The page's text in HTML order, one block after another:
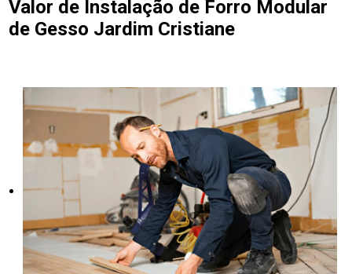
Valor de Instalação de Forro Modular
de Gesso Jardim Cristiane